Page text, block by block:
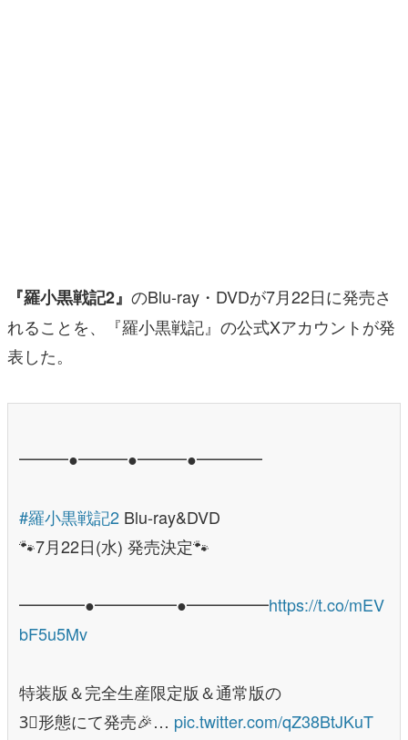
その他
電ファミニコゲーマーとは？
『羅小黒戦記2』 のBlu-ray・DVDが7月22日に発売さ
れることを、『羅小黒戦記』の公式Xアカウントが発
表した。
━━━●━━━●━━━●━━━━
#羅小黒戦記2 Blu-ray&DVD
🐾7月22日(水) 発売決定🐾
━━━━●━━━━━●━━━━━https://t.co/mEV
bF5u5Mv
特装版＆完全生産限定版＆通常版の
3⃣形態にて発売🎉… pic.twitter.com/qZ38BtJKuT